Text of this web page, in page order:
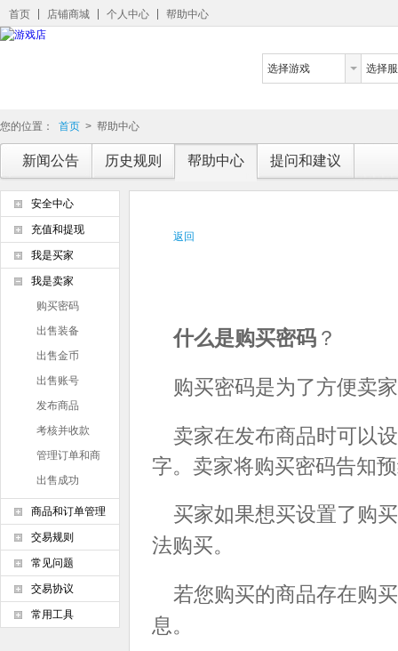
首页 店铺商城 个人中心 帮助中心
选择游戏 选择
您的位置： 首页 > 帮助中心
新闻公告 历史规则 帮助中心 提问和建议
返回
什么是购买密码 ？
购买密码是为了方便卖
卖家在发布商品时可以
字。卖家将购买密码告知
买家如果想买设置了购
法购买。
若您购买的商品存在购
息。
安全中心
充值和提现
我是买家
我是卖家
购买密码
出售装备
出售金币
出售账号
发布商品
考核并收款
管理订单和商
品
出售成功
商品和订单管理
交易规则
常见问题
交易协议
常用工具